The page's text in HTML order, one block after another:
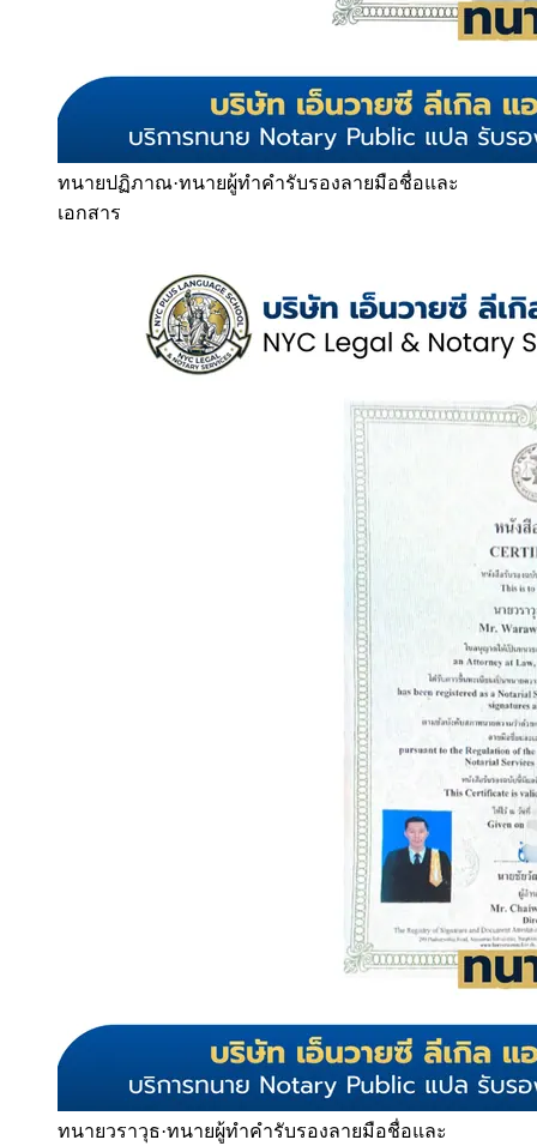
ทนายปฏิภาณ·ทนายผู้ทำคำรับรองลายมือชื่อและ
เอกสาร
ทนายวราวุธ·ทนายผู้ทำคำรับรองลายมือชื่อและ